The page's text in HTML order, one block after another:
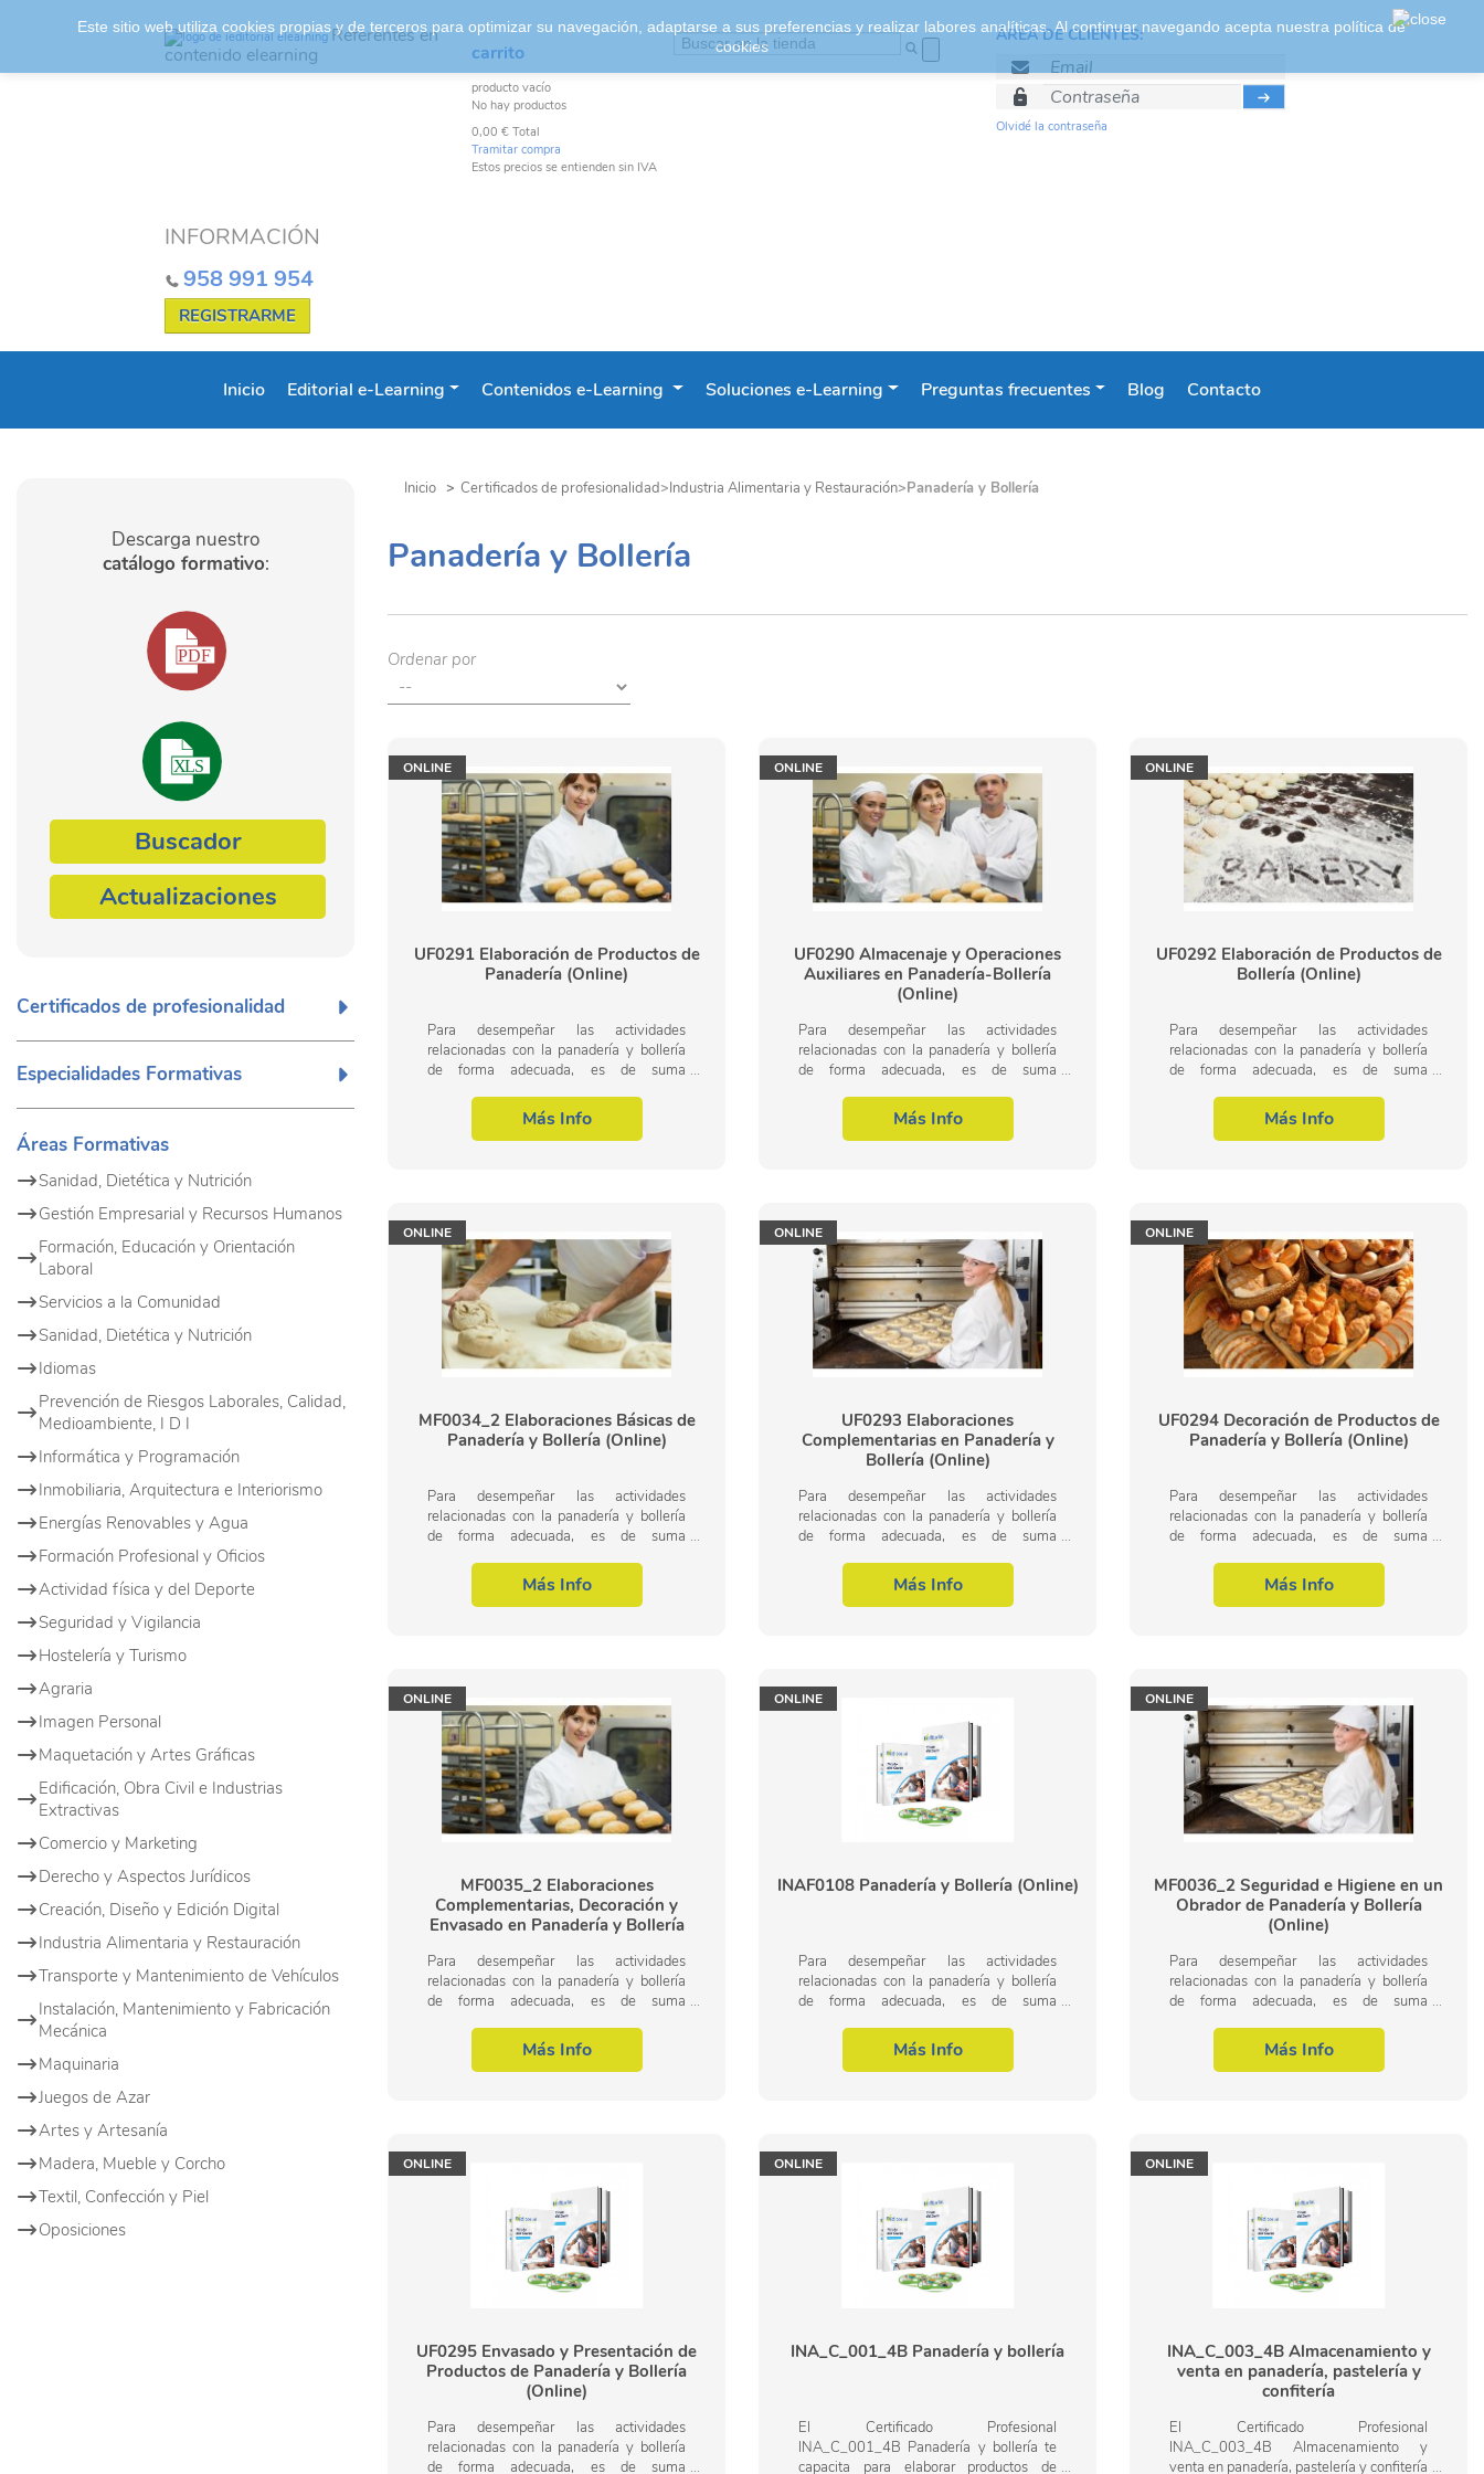
Referentes en
contenido elearning
carrito
producto vacío
No hay productos
0,00 € Total
Tramitar compra
Estos precios se entienden sin IVA
ÁREA DE CLIENTES:
Olvidé la contraseña
INFORMACIÓN
958 991 954
REGISTRARME
Inicio Editorial e-Learning Contenidos e-Learning Soluciones e-Learning Preguntas frecuentes Blog Contacto
Descarga nuestro
catálogo formativo:
Buscador
Actualizaciones
Certificados de profesionalidad
Especialidades Formativas
Áreas Formativas
Sanidad, Dietética y Nutrición
Gestión Empresarial y Recursos Humanos
Formación, Educación y Orientación
Laboral
Servicios a la Comunidad
Sanidad, Dietética y Nutrición
Idiomas
Prevención de Riesgos Laborales, Calidad,
Medioambiente, I D I
Informática y Programación
Inmobiliaria, Arquitectura e Interiorismo
Energías Renovables y Agua
Formación Profesional y Oficios
Actividad física y del Deporte
Seguridad y Vigilancia
Hostelería y Turismo
Agraria
Imagen Personal
Maquetación y Artes Gráficas
Edificación, Obra Civil e Industrias
Extractivas
Comercio y Marketing
Derecho y Aspectos Jurídicos
Creación, Diseño y Edición Digital
Industria Alimentaria y Restauración
Transporte y Mantenimiento de Vehículos
Instalación, Mantenimiento y Fabricación
Mecánica
Maquinaria
Juegos de Azar
Artes y Artesanía
Madera, Mueble y Corcho
Textil, Confección y Piel
Oposiciones
Inicio > Certificados de profesionalidad>Industria Alimentaria y Restauración>Panadería y Bollería
Panadería y Bollería
Ordenar por
ONLINE
UF0291 Elaboración de Productos de
Panadería (Online)
Para desempeñar las actividades
relacionadas con la panadería y bollería
de forma adecuada, es de suma
operaciones de elaboración de productos
de panadería y...Más Info
ONLINE
UF0290 Almacenaje y Operaciones
Auxiliares en Panadería-Bollería
(Online)
Para desempeñar las actividades
relacionadas con la panadería y bollería
de forma adecuada, es de suma
operaciones de elaboración de productos
de panadería y...Más Info
ONLINE
UF0292 Elaboración de Productos de
Bollería (Online)
Para desempeñar las actividades
relacionadas con la panadería y bollería
de forma adecuada, es de suma
operaciones de elaboración de productos
de panadería y...Más Info
ONLINE
MF0034_2 Elaboraciones Básicas de
Panadería y Bollería (Online)
Para desempeñar las actividades
relacionadas con la panadería y bollería
de forma adecuada, es de suma
operaciones de elaboración de productos
de panadería y...Más Info
ONLINE
UF0293 Elaboraciones
Complementarias en Panadería y
Bollería (Online)
Para desempeñar las actividades
relacionadas con la panadería y bollería
de forma adecuada, es de suma
operaciones de elaboración de productos
de panadería y...Más Info
ONLINE
UF0294 Decoración de Productos de
Panadería y Bollería (Online)
Para desempeñar las actividades
relacionadas con la panadería y bollería
de forma adecuada, es de suma
operaciones de elaboración de productos
de panadería y...Más Info
ONLINE
MF0035_2 Elaboraciones
Complementarias, Decoración y
Envasado en Panadería y Bollería
Para desempeñar las actividades
relacionadas con la panadería y bollería
de forma adecuada, es de suma
operaciones de elaboración de productos
de panadería y...Más Info
ONLINE
INAF0108 Panadería y Bollería (Online)
Para desempeñar las actividades
relacionadas con la panadería y bollería
de forma adecuada, es de suma
operaciones de elaboración de productos
de panadería y...Más Info
ONLINE
MF0036_2 Seguridad e Higiene en un
Obrador de Panadería y Bollería
(Online)
Para desempeñar las actividades
relacionadas con la panadería y bollería
de forma adecuada, es de suma
operaciones de elaboración de productos
de panadería y...Más Info
ONLINE
UF0295 Envasado y Presentación de
Productos de Panadería y Bollería
(Online)
Para desempeñar las actividades
relacionadas con la panadería y bollería
de forma adecuada, es de suma
ONLINE
INA_C_001_4B Panadería y bollería
El Certificado Profesional
INA_C_001_4B Panadería y bollería te
capacita para elaborar productos de
ONLINE
INA_C_003_4B Almacenamiento y
venta en panadería, pastelería y
confitería
El Certificado Profesional
INA_C_003_4B Almacenamiento y
venta en panadería, pastelería y confitería
Este sitio web utiliza cookies propias y de terceros para optimizar su navegación, adaptarse a sus preferencias y realizar labores analíticas. Al continuar navegando acepta nuestra política de
cookies